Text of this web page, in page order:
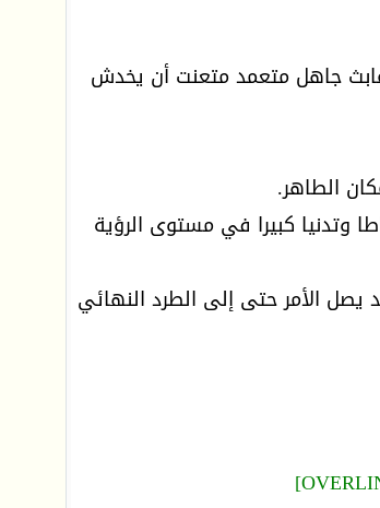
عابث جاهل متعمد متعنت أن يخدش
الطاهر.
وتدنيا كبيرا في مستوى الرؤية
يصل الأمر حتى إلى الطرد النهائي